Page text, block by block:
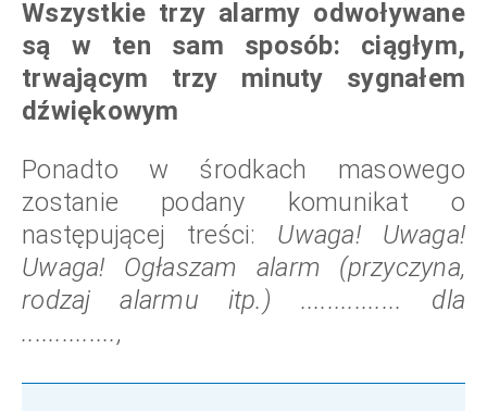
Wszystkie trzy alarmy odwoływane
są w ten sam sposób: ciągłym,
trwającym trzy minuty sygnałem
dźwiękowym
Ponadto w środkach masowego
zostanie podany komunikat o
następującej treści:
Uwaga! Uwaga!
Uwaga! Ogłaszam alarm (przyczyna,
rodzaj alarmu itp.) ............... dla
..............,